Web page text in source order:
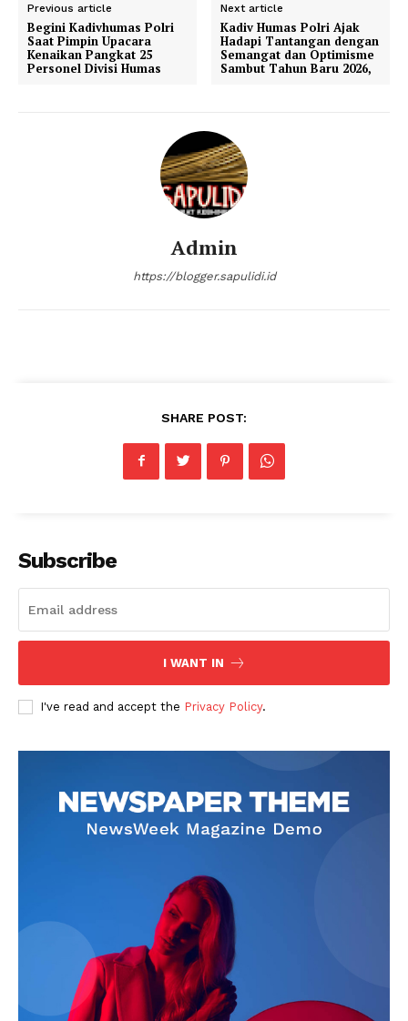
Company
About
Previous article
Begini Kadivhumas Polri
Saat Pimpin Upacara
Kenaikan Pangkat 25
Personel Divisi Humas
Next article
Kadiv Humas Polri Ajak
Hadapi Tantangan dengan
Semangat dan Optimisme
Sambut Tahun Baru 2026,
Admin
https://blogger.sapulidi.id
SHARE POST:
Subscribe
I WANT IN
I've read and accept the Privacy Policy.